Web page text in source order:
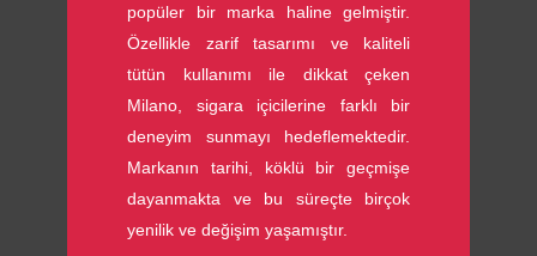
popüler bir marka haline gelmiştir.
Özellikle zarif tasarımı ve kaliteli
tütün kullanımı ile dikkat çeken
Milano, sigara içicilerine farklı bir
deneyim sunmayı hedeflemektedir.
Markanın tarihi, köklü bir geçmişe
dayanmakta ve bu süreçte birçok
yenilik ve değişim yaşamıştır.